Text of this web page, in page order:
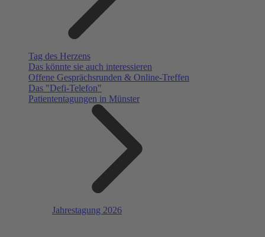
Tag des Herzens
Das könnte sie auch interessieren
Offene Gesprächsrunden & Online-Treffen
Das "Defi-Telefon"
Patiententagungen in Münster
Jahrestagung 2026